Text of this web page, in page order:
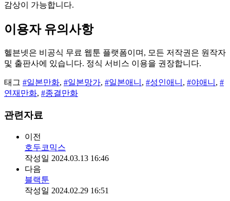
감상이 가능합니다.
이용자 유의사항
헬븐넷은 비공식 무료 웹툰 플랫폼이며, 모든 저작권은 원작자
및 출판사에 있습니다. 정식 서비스 이용을 권장합니다.
태그 #일본만화, #일본망가, #일본애니 , #성인애니 , #야애니 , #
연재만화, #종결만화
관련자료
이전
호두코믹스
작성일 2024.03.13 16:46
다음
블랙툰
작성일 2024.02.29 16:51